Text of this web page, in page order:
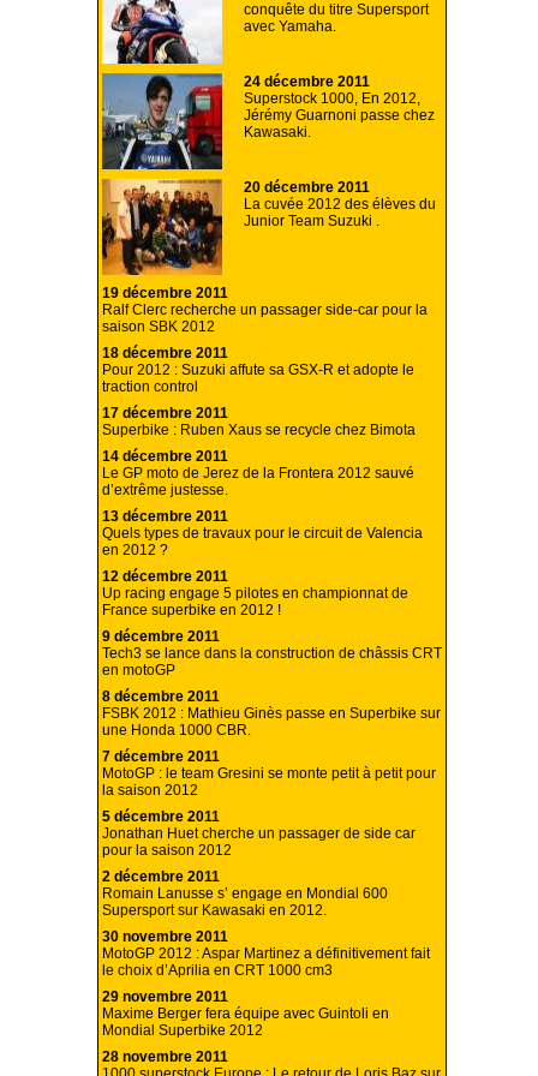
conquête du titre Supersport
avec Yamaha.
24 décembre 2011
Superstock 1000, En 2012,
Jérémy Guarnoni passe chez
Kawasaki.
20 décembre 2011
La cuvée 2012 des élèves du
Junior Team Suzuki .
19 décembre 2011
Ralf Clerc recherche un passager side-car pour la
saison SBK 2012
18 décembre 2011
Pour 2012 : Suzuki affute sa GSX-R et adopte le
traction control
17 décembre 2011
Superbike : Ruben Xaus se recycle chez Bimota
14 décembre 2011
Le GP moto de Jerez de la Frontera 2012 sauvé
d’extrême justesse.
13 décembre 2011
Quels types de travaux pour le circuit de Valencia
en 2012 ?
12 décembre 2011
Up racing engage 5 pilotes en championnat de
France superbike en 2012 !
9 décembre 2011
Tech3 se lance dans la construction de châssis CRT
en motoGP
8 décembre 2011
FSBK 2012 : Mathieu Ginès passe en Superbike sur
une Honda 1000 CBR.
7 décembre 2011
MotoGP : le team Gresini se monte petit à petit pour
la saison 2012
5 décembre 2011
Jonathan Huet cherche un passager de side car
pour la saison 2012
2 décembre 2011
Romain Lanusse s’ engage en Mondial 600
Supersport sur Kawasaki en 2012.
30 novembre 2011
MotoGP 2012 : Aspar Martinez a définitivement fait
le choix d’Aprilia en CRT 1000 cm3
29 novembre 2011
Maxime Berger fera équipe avec Guintoli en
Mondial Superbike 2012
28 novembre 2011